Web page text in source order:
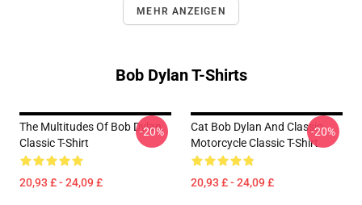
MEHR ANZEIGEN
Bob Dylan T-Shirts
The Multitudes Of Bob Dylan
Classic T-Shirt
20,93 £ - 24,09 £
-20%
Cat Bob Dylan And Classic
Motorcycle Classic T-Shirt
20,93 £ - 24,09 £
-20%